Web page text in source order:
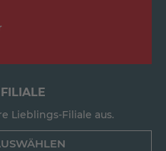
Lieblings-Filiale aus.